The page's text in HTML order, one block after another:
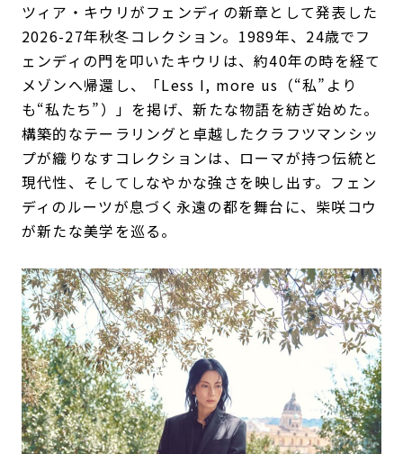
ツィア・キウリがフェンディの新章として発表した
2026-27年秋冬コレクション。1989年、24歳でフ
ェンディの門を叩いたキウリは、約40年の時を経て
メゾンへ帰還し、「Less I, more us（“私”より
も“私たち”）」を掲げ、新たな物語を紡ぎ始めた。
構築的なテーラリングと卓越したクラフツマンシッ
プが織りなすコレクションは、ローマが持つ伝統と
現代性、そしてしなやかな強さを映し出す。フェン
ディのルーツが息づく永遠の都を舞台に、柴咲コウ
が新たな美学を巡る。